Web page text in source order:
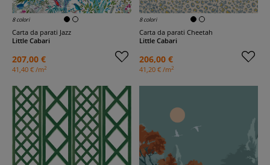
8 colori
Carta da parati Jazz
Little Cabari
207,00 €
41,40 € /m2
8 colori
Carta da parati Cheetah
Little Cabari
206,00 €
41,20 € /m2